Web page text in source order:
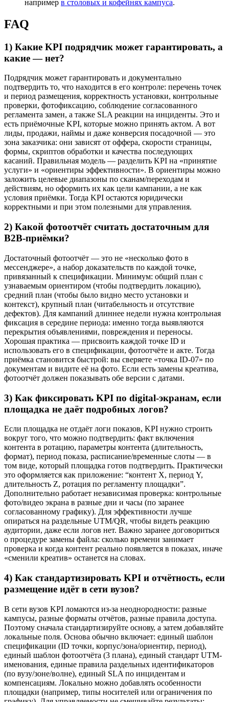
например в столовых и кофейнях кампуса.
FAQ
1) Какие KPI подрядчик может гарантировать, а
какие — нет?
Подрядчик может гарантировать и документально
подтвердить то, что находится в его контроле: перечень точек
и период размещения, корректность установки, контрольные
проверки, фотофиксацию, соблюдение согласованного
регламента замен, а также SLA реакции на инциденты. Это и
есть приёмочные KPI, которые можно принять актом. А вот
лиды, продажи, наймы и даже конверсия посадочной — это
зона заказчика: они зависят от оффера, скорости страницы,
формы, скриптов обработки и качества последующих
касаний. Правильная модель — разделить KPI на «принятие
услуги» и «ориентиры эффективности». В ориентиры можно
заложить целевые диапазоны по сканам/переходам и
действиям, но оформить их как цели кампании, а не как
условия приёмки. Тогда KPI остаются юридически
корректными и при этом полезными для управления.
2) Какой фотоотчёт считать достаточным для
B2B-приёмки?
Достаточный фотоотчёт — это не «несколько фото в
мессенджере», а набор доказательств по каждой точке,
привязанный к спецификации. Минимум: общий план с
узнаваемым ориентиром (чтобы подтвердить локацию),
средний план (чтобы было видно место установки и
контекст), крупный план (читабельность и отсутствие
дефектов). Для кампаний длиннее недели нужна контрольная
фиксация в середине периода: именно тогда выявляются
перекрытия объявлениями, повреждения и переносы.
Хорошая практика — присвоить каждой точке ID и
использовать его в спецификации, фотоотчёте и акте. Тогда
приёмка становится быстрой: вы сверяете «точка ID-07» по
документам и видите её на фото. Если есть замены креатива,
фотоотчёт должен показывать обе версии с датами.
3) Как фиксировать KPI по digital-экранам, если
площадка не даёт подробных логов?
Если площадка не отдаёт логи показов, KPI нужно строить
вокруг того, что можно подтвердить: факт включения
контента в ротацию, параметры контента (длительность,
формат), период показа, расписание/временные слоты — в
том виде, который площадка готов подтвердить. Практически
это оформляется как приложение: “контент X, период Y,
длительность Z, ротация по регламенту площадки”.
Дополнительно работает независимая проверка: контрольные
фото/видео экрана в разные дни и часы (по заранее
согласованному графику). Для эффективности лучше
опираться на раздельные UTM/QR, чтобы видеть реакцию
аудитории, даже если логов нет. Важно заранее договориться
о процедуре замены файла: сколько времени занимает
проверка и когда контент реально появляется в показах, иначе
«сменили креатив» останется на словах.
4) Как стандартизировать KPI и отчётность, если
размещение идёт в сети вузов?
В сети вузов KPI ломаются из-за неоднородности: разные
кампусы, разные форматы отчётов, разные правила доступа.
Поэтому сначала стандартизируйте основу, а затем добавляйте
локальные поля. Основа обычно включает: единый шаблон
спецификации (ID точки, корпус/зона/ориентир, период),
единый шаблон фотоотчёта (3 плана), единый стандарт UTM-
именования, единые правила раздельных идентификаторов
(по вузу/зоне/волне), единый SLA по инцидентам и
компенсациям. Локально можно добавлять особенности
площадки (например, типы носителей или ограничения по